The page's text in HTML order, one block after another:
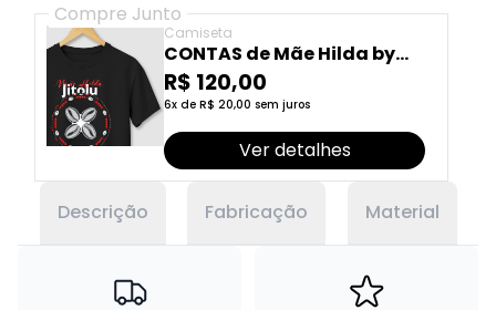
Compre Junto
Camiseta
CONTAS de Mãe Hilda by
Laço Afro
R$ 120,00
6x de R$ 20,00 sem juros
Ver detalhes
Descrição Fabricação Material